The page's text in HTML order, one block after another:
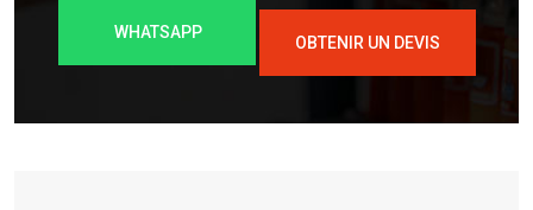
WHATSAPP
OBTENIR UN DEVIS